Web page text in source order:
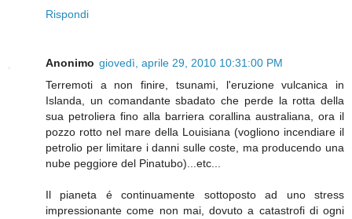
Rispondi
Anonimo giovedì, aprile 29, 2010 10:31:00 PM
Terremoti a non finire, tsunami, l'eruzione vulcanica in
Islanda, un comandante sbadato che perde la rotta della
sua petroliera fino alla barriera corallina australiana, ora il
pozzo rotto nel mare della Louisiana (vogliono incendiare il
petrolio per limitare i danni sulle coste, ma producendo una
nube peggiore del Pinatubo)...etc...
Il pianeta é continuamente sottoposto ad uno stress
impressionante come non mai, dovuto a catastrofi di ogni